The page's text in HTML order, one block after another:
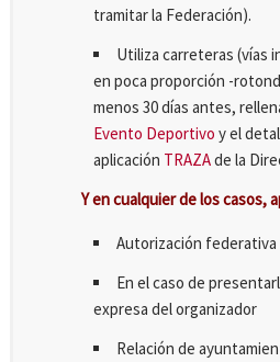
tramitar la Federación).
Utiliza carreteras (vías
en poca proporción -
menos 30 días antes,
Evento Deportivo y el
aplicación TRAZAde la
Y en cualquier de los casos,
Autorización federativa
En el caso de
expresa del organizador
Relación de